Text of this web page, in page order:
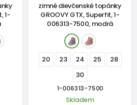
1-
zimné dievčenské topánky
GROOVY GTX, Superfit, 1-
006313-7500, modrá
20 23 24 25
28
30
1-006313-7500
Skladem